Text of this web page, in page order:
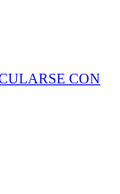
CON